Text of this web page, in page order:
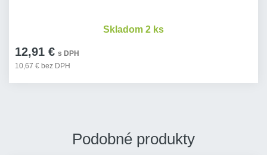
12,91 € s DPH
10,67 € bez DPH
Skladom 2 ks
Podobné produkty